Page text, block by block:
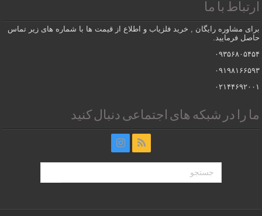
ارتباط با ما
برای مشاوره رایگان , خرید فلزیاب و اطلاع از قیمت ها با شماره های زیر تماس
حاصل فرمایید.
۰۹۳۵۶۸۰۵۴۵۴
۰۹۱۹۸۱۶۶۵۹۳
۰۲۱۴۴۶۹۲۰۰۱
ما را در شبکه های اجتماعی دنبال کنید